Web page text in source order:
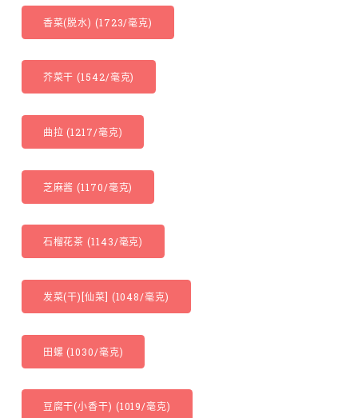
香菜(脱水) (1723/毫克)
芥菜干 (1542/毫克)
曲拉 (1217/毫克)
芝麻酱 (1170/毫克)
石榴花茶 (1143/毫克)
发菜(干)[仙菜] (1048/毫克)
田螺 (1030/毫克)
豆腐干(小香干) (1019/毫克)